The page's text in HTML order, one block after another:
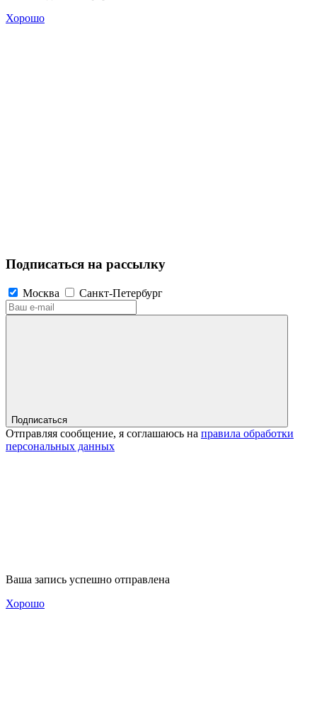
Хорошо
Подписаться на рассылку
Москва Санкт-Петербург
Подписаться
Отправляя сообщение, я соглашаюсь на правила обработки
персональных данных
Ваша запись успешно отправлена
Хорошо